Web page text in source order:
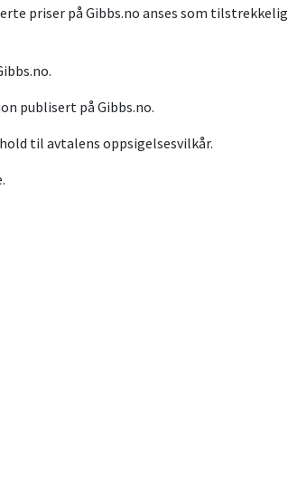
priser på Gibbs.no anses som tilstrekkelig
publisert på Gibbs.no.
til avtalens oppsigelsesvilkår.